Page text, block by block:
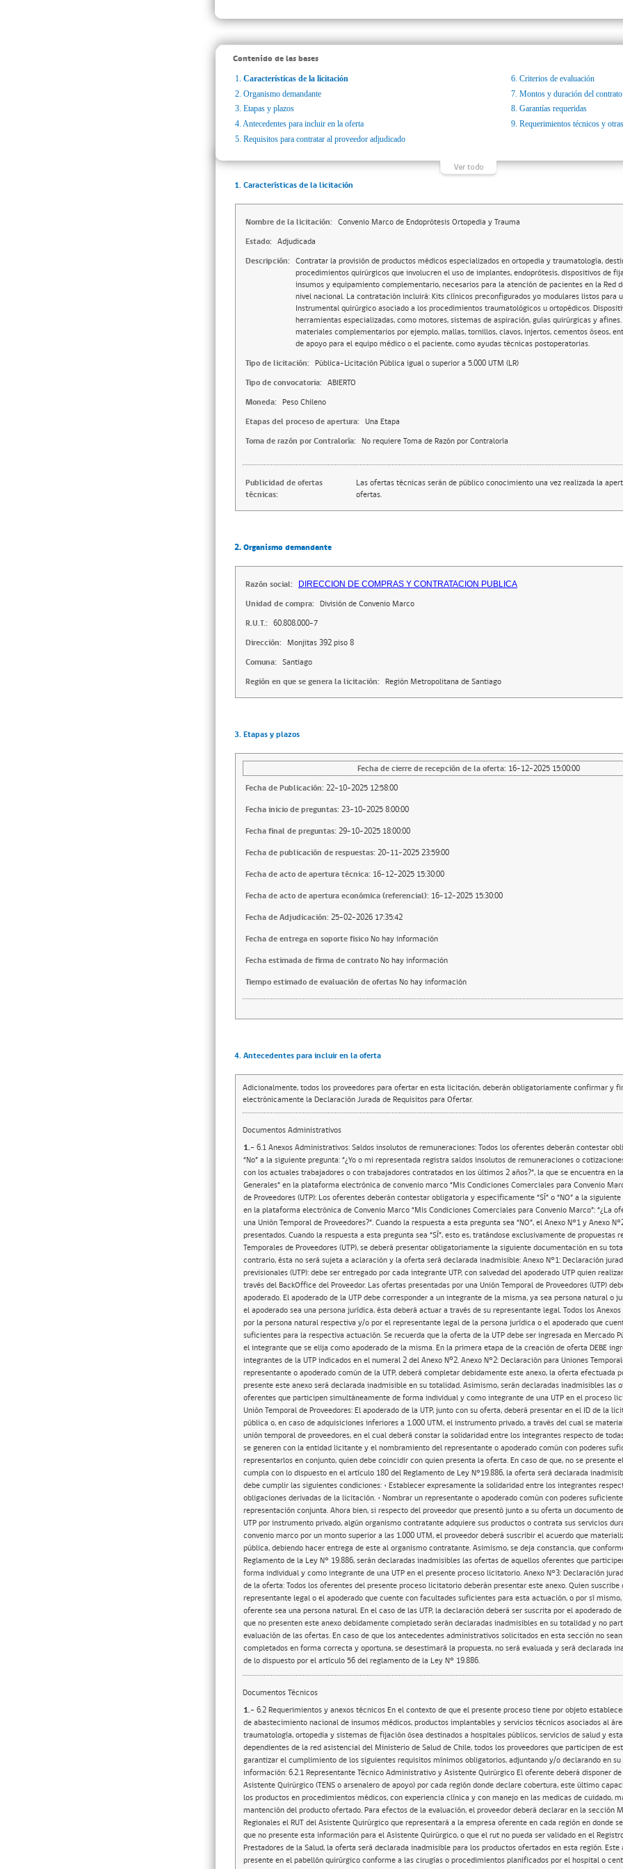
Contenido de las bases
1. Características de la licitación
2. Organismo demandante
3. Etapas y plazos
4. Antecedentes para incluir en la oferta
5. Requisitos para contratar al proveedor adjudicado
6. Criterios de evaluación
7. Montos y duración del contrato
8. Garantías requeridas
9. Requerimientos técnicos y
1. Características de la licitación
Nombre de la licitación: Convenio Marco de Endoprótesis Ortopedia y Trauma
Estado: Adjudicada
Descripción: Contratar la provisión de productos médicos especializados en ortopedia y traumatología,
procedimientos quirúrgicos que involucren el uso de implantes, endoprótesis, dispositivos de
insumos y equipamiento complementario, necesarios para la atención de pacientes en la Red
nivel nacional. La contratación incluirá: Kits clínicos preconfigurados yo modulares listos para
Instrumental quirúrgico asociado a los procedimientos traumatológicos u ortopédicos.
herramientas especializadas, como motores, sistemas de aspiración, guías quirúrgicas y
materiales complementarios por ejemplo, mallas, tornillos, clavos, injertos, cementos óseos,
de apoyo para el equipo médico o el paciente, como ayudas técnicas postoperatorias.
Tipo de licitación: Pública-Licitación Pública igual o superior a 5.000 UTM (LR)
Tipo de convocatoria: ABIERTO
Moneda: Peso Chileno
Etapas del proceso de apertura: Una Etapa
Toma de razón por Contraloría: No requiere Toma de Razón por Contraloría
Publicidad de ofertas
técnicas:
Las ofertas técnicas serán de público conocimiento una vez realizada la
ofertas.
2. Organismo demandante
Razón social: DIRECCION DE COMPRAS Y CONTRATACION PUBLICA
Unidad de compra: División de Convenio Marco
R.U.T.: 60.808.000-7
Dirección: Monjitas 392 piso 8
Comuna: Santiago
Región en que se genera la licitación: Región Metropolitana de Santiago
3. Etapas y plazos
Fecha de cierre de recepción de la oferta: 16-12-2025 15:00:00
Fecha de Publicación: 22-10-2025 12:58:00
Fecha inicio de preguntas: 23-10-2025 8:00:00
Fecha final de preguntas: 29-10-2025 18:00:00
Fecha de publicación de respuestas: 20-11-2025 23:59:00
Fecha de acto de apertura técnica: 16-12-2025 15:30:00
Fecha de acto de apertura económica (referencial): 16-12-2025 15:30:00
Fecha de Adjudicación: 25-02-2026 17:35:42
Fecha de entrega en soporte fisicoNo hay información
Fecha estimada de firma de contratoNo hay información
Tiempo estimado de evaluación de ofertasNo hay información
4. Antecedentes para incluir en la oferta
Adicionalmente, todos los proveedores para ofertar en esta licitación, deberán obligatoriamente confirmar y
electrónicamente la Declaración Jurada de Requisitos para Ofertar.
Documentos Administrativos
1.- 6.1 Anexos Administrativos: Saldos insolutos de remuneraciones: Todos los oferentes deberán contestar
“No” a la siguiente pregunta: “¿Yo o mi representada registra saldos insolutos de remuneraciones o
con los actuales trabajadores o con trabajadores contratados en los últimos 2 años?”, la que se encuentra en
Generales” en la plataforma electrónica de convenio marco “Mis Condiciones Comerciales para Convenio
de Proveedores (UTP): Los oferentes deberán contestar obligatoria y específicamente “SÍ” o “NO” a la
en la plataforma electrónica de Convenio Marco “Mis Condiciones Comerciales para Convenio Marco”: “¿La
una Unión Temporal de Proveedores?”. Cuando la respuesta a esta pregunta sea “NO”, el Anexo N°1 y Anexo
presentados. Cuando la respuesta a esta pregunta sea “SÍ”, esto es, tratándose exclusivamente de propuestas
Temporales de Proveedores (UTP), se deberá presentar obligatoriamente la siguiente documentación en su
contrario, ésta no será sujeta a aclaración y la oferta será declarada inadmisible: Anexo N°1: Declaración
previsionales (UTP): debe ser entregado por cada integrante UTP, con salvedad del apoderado UTP quien
través del BackOffice del Proveedor. Las ofertas presentadas por una Unión Temporal de Proveedores (UTP)
apoderado. El apoderado de la UTP debe corresponder a un integrante de la misma, ya sea persona natural o
el apoderado sea una persona jurídica, ésta deberá actuar a través de su representante legal. Todos los
por la persona natural respectiva y/o por el representante legal de la persona jurídica o el apoderado que
suficientes para la respectiva actuación. Se recuerda que la oferta de la UTP debe ser ingresada en Mercado
el integrante que se elija como apoderado de la misma. En la primera etapa de la creación de oferta DEBE
integrantes de la UTP indicados en el numeral 2 del Anexo Nº2. Anexo N°2: Declaración para Uniones
representante o apoderado común de la UTP, deberá completar debidamente este anexo, la oferta efectuada
presente este anexo será declarada inadmisible en su totalidad. Asimismo, serán declaradas inadmisibles las
oferentes que participen simultáneamente de forma individual y como integrante de una UTP en el proceso
Unión Temporal de Proveedores: El apoderado de la UTP, junto con su oferta, deberá presentar en el ID de la
pública o, en caso de adquisiciones inferiores a 1.000 UTM, el instrumento privado, a través del cual se
unión temporal de proveedores, en el cual deberá constar la solidaridad entre los integrantes respecto de
se generen con la entidad licitante y el nombramiento del representante o apoderado común con poderes
representarlos en conjunto, quien debe coincidir con quien presenta la oferta. En caso de que, no se presente
cumpla con lo dispuesto en el artículo 180 del Reglamento de Ley N°19.886, la oferta será declarada
debe cumplir las siguientes condiciones: • Establecer expresamente la solidaridad entre los integrantes
obligaciones derivadas de la licitación. • Nombrar un representante o apoderado común con poderes
representación conjunta. Ahora bien, si respecto del proveedor que presentó junto a su oferta un documento
UTP por instrumento privado, algún organismo contratante adquiere sus productos o contrata sus servicios
convenio marco por un monto superior a las 1.000 UTM, el proveedor deberá suscribir el acuerdo que
pública, debiendo hacer entrega de este al organismo contratante. Asimismo, se deja constancia, que
Reglamento de la Ley N° 19.886, serán declaradas inadmisibles las ofertas de aquellos oferentes que
forma individual y como integrante de una UTP en el presente proceso licitatorio. Anexo N°3: Declaración
de la oferta: Todos los oferentes del presente proceso licitatorio deberán presentar este anexo. Quien suscribe
representante legal o el apoderado que cuente con facultades suficientes para esta actuación, o por sí
oferente sea una persona natural. En el caso de las UTP, la declaración deberá ser suscrita por el apoderado de
que no presenten este anexo debidamente completado serán declaradas inadmisibles en su totalidad y no
evaluación de las ofertas. En caso de que los antecedentes administrativos solicitados en esta sección no
completados en forma correcta y oportuna, se desestimará la propuesta, no será evaluada y será declarada
de lo dispuesto por el artículo 56 del reglamento de la Ley N° 19.886.
Documentos Técnicos
1.- 6.2 Requerimientos y anexos técnicos En el contexto de que el presente proceso tiene por objeto establecer un Convenio Marco de abastecimiento nacional de insumos médicos, productos implantables y servicios técnicos asociados al área de endoprótesis, traumatología, ortopedia y sistemas de fijación ósea destinados a hospitales públicos, servicios de salud y establecimientos dependientes de la red asistencial del Ministerio de Salud de Chile, todos los proveedores que participen de esta licitación deberán garantizar el cumplimiento de los siguientes requisitos mínimos obligatorios, adjuntando y/o declarando en su oferta la siguiente información: 6.2.1 Representante Técnico Administrativo y Asistente Quirúrgico El oferente deberá disponer de al menos un (1) Asistente Quirúrgico (TENS o arsenalero de apoyo) por cada región donde declare cobertura, este último capacitado en el empleo de los productos en procedimientos médicos, con experiencia clínica y con manejo en las medicas de cuidado, manipulación y mantención del producto ofertado. Para efectos de la evaluación, el proveedor deberá declarar en la sección Mis Condiciones Regionales el RUT del Asistente Quirúrgico que representará a la empresa oferente en cada región en donde se oferte. En caso de que no presente esta información para el Asistente Quirúrgico, o que el rut no pueda ser validado en el Registro Nacional de Prestadores de la Salud, la oferta será declarada inadmisible para los productos ofertados en esta región. Este asistente deberá estar presente en el pabellón quirúrgico conforme a las cirugías o procedimientos planificados por el hospital o centro de salud y disponible según requerimiento de la unidad compradora para asistir en la instalación y uso del producto. Las cirugías deberán ser planificadas e informadas al proveedor con al menos 72 horas hábiles de anticipación en lo que respecta a ortopedia y cirugías programadas o de lista de espera. En caso contrario, el proveedor y comprador podrán definir vía Acuerdo Complementario cómo se debe proseguir ante esta incidencia. Respecto de los procedimientos clínicos en el área de traumatología, dada su incertidumbre, deberá precisarse este hito de entrega en el respectivo Acuerdo Complementario que se firme con el(los) proveedor(es). Este asistente quirúrgico deberá presentarse puntual a los procedimientos programados, para los que se requiera su asistencia, conforme a la coordinación previa realizada con el organismo comprador. Este deberá cumplir con la vestimenta y los protocolos de ingreso a pabellón manejados por el centro de salud. Este asistente quirúrgico deberá contar asimismo con el instrumental quirúrgico necesario, así como los motores y hojas de sierra compatible entre sí, en especial para los procedimientos de cadera, hombro y rodilla. Todos los elementos antes descritos, así como las mismas endoprótesis y productos relacionados adquiridos a través de este convenio, deberán encontrarse en óptimas condiciones de funcionamiento, para la correcta instalación del implante o endoprótesis. Este asistente quirúrgico deberá también contar con el esquema completo y vigente de vacunación exigido por el Instituto de Salud Pública, contra la hepatitis B y deberá encontrarse acreditado en la Superintendencia de Salud como profesional del área clínica. Para acreditar la pertinencia de dicho(s) profesional(les) la Comisión Evaluadora podrá solicitar el Certificado de Vacuna contra Hepatitis B vigente o en su defecto, podrá hacerlo también el organismo público o la DCCP durante la operatoria del convenio. Lo anterior, conforme a lo dispuesto en la Norma Técnica N° 0225 sobre Programas de Prevención y Control de las Infecciones Asociadas a la Atención de Salud (IAAS), de fecha 26 de agosto del año 2022. Este profesional debe estar capacitado en la manipulación de los productos de las marcas ofertadas y debe ser capaz de brindar asesoría y soporte técnico al equipo clínico del centro de salud u hospital, sobre los dispositivos ofertados, considerando las distintas actualizaciones que sufran estos productos durante la operatoria como producto de la ocurrencia de avances tecnológicos Finalmente, este profesional deberá cumplir con los protocolos de bioseguridad vigentes que aseguren el bienestar del paciente y la integridad de la endoprótesis, insumo vinculado al área de ortopedia y traumatología, elementos de fijación y osteosíntesis química o mecánica, herramientas, instrumentos y motores empleados en algún procedimiento clínico para el que se hayan empleado los suministros de algún proveedor de este convenio. En caso de que este profesional deba ser reemplazado dado algún problema de salud o causa mayor el proveedor adjudicado deberá entregar con la debida prontitud y oportunidad, otro profesional, equivalente en experiencia y conocimientos al ofertado inicialmente, lo que comprende que el profesional de reemplazo contemple todos y cada uno de los requisitos detallados previamente en estas bases, o bien, en caso contrario, podrá ser sujeto de multas y sanciones conforme a lo especificado en estas bases. En caso de que sea necesario el reemplazo del asistente quirúrgico, esto deberá hacerse mediante una solicitud la que se ejercerá a través de la plataforma de mercado público, pudiendo la DCCP aceptar o rechazar dicho requerimiento dentro de los plazos indicados en bases para atención y respuestas de solicitudes a la DCCP en general. El asistente quirúrgico deberá ser diferente para cada una de las regiones ofertadas en atención a que este profesional debe estar disponible para realizar procedimientos en todos los centros de salud dentro de una misma región, limitando su alcance a aquellos en donde procedimientos del área médica de traumatología, ortopedia y endoprótesis puedan realizarse. 6.2.2. Representación de Marca El oferente deberá contar con representación directa o distribución oficial acreditada de la(s) marca(s) de los productos ofertados, lo que deberá acreditar presentado una carta de representación del fabricante, conforme al formato entregado en el Anexo N°5 por estas bases. En dicho anexo se deberá indicar cuál es la garantía postoperatoria ofrecida por el fabricante para los productos ofertados para esa marca en esta licitación y la vigencia de la representación. Para ello se han dispuesto datos sobre las duraciones esperadas (vigencia clínica referencial en años cuando aplica, es decir, se excluyen productos de un único uso o uso temporal) para cada uno de los productos licitados considerando el plazo a partir del uso del producto y bajo condiciones estándares de desgaste, mantención y control del dispositivo o insumo. Esta carta deberá adjuntarse como parte de la Oferta Técnica del Proveedor y se entenderá como válido este requisito cuando el proveedor adjunta una carta firmada por cada fabricante de marca (Representante Legal de la marca fabricante) conforme al formato entregado en estas bases de licitación y antes del plazo de recepción de ofertas. Todas las marcas ofertadas deberán estar contenidas y detalladas en las cartas entregadas, o de forma contraria, la marca será desestimada para la oferta presentada. En caso de que el proveedor haya presentado antecedentes falsos durante la evaluación, la oferta será declarada inadmisible. En caso de que se detecte que el proveedor ha presentado antecedentes falsos una vez adjudicada la licitación, se le dará término anticipado según la cláusula 10.15.2. En el caso de que el oferente no cuente con ninguna carta válida, se desestimaría la oferta completa, quedando inadmisible en este proceso. 6.2.3 Plazos de Entrega y Logística Quirúrgica El oferente deberá asegurar el cumplimiento de los siguientes plazos máximos de entrega del instrumental básico y asistencia técnica asociada: Zona Geográfica Plazo Máximo de Entrega endoprótesis con instrumental básico y motor compatible Región Metropolitana (RM) 24 horas corridas desde requerimiento Capitales regionales zona central, sur, y norte 48 horas corridas desde requerimiento Localidades fuera del radio urbano y zonas extremas (Arica y Parinacota / Magallanes, islas) 96 horas corridas desde requerimiento En el caso de que el oferente indique plazos de entrega mayores a los arriba detallados, se